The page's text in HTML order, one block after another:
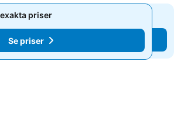
priser
Se priser
priser
Se priser